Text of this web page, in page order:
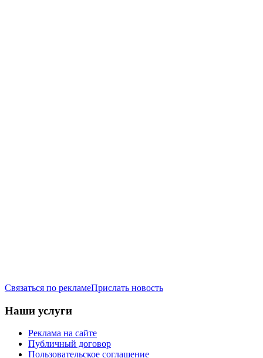
Связаться по рекламеПрислать новость
Наши услуги
Реклама на сайте
Публичный договор
Пользовательское соглашение